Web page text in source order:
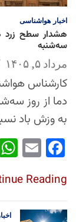
اخبار هواشناسی
هشدار سطح زرد
سه‌شنبه
مرداد ۵, ۱۴۰۵
کارشناس
دما از روز
به وزش باد
Fac
ok
Em
Reading